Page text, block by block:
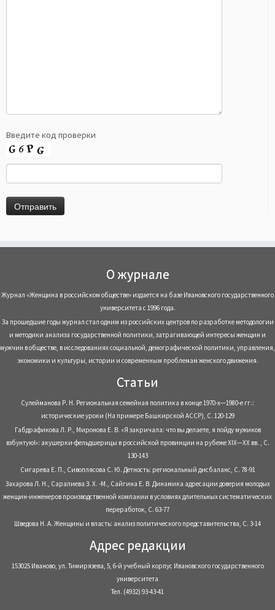
Введите код проверки
О журнале
Журнал «Женщина в российском обществе» издается на базе Ивановского государственного
университета с 1996 года.
За прошедшие годы журнал стал одним из российских центров по разработке методологии
и методики анализа государственной политики, затрагивающей интересы женщин и
мужчин в обществе, в исследованиях социальной, демографической политики, управления,
экономики и культуры, истории и современным проблемам женского движения.
Статьи
Сулейманова Р. Н. Региональная семейная политика в конце 1970-х—1980-е гг.:
исторические уроки (На примере Башкирской АССР), С. 120-129
Габдрафикова Л. Р., Миронова Е. В. «Я закричала: что вы делаете, я пойду мужиков
взбунтую!»: акушерки-фельдшерицы в российской провинции на рубеже XIX—XX вв. , С.
130-143
Сигарева Е. П., Сивоплясова С. Ю. Детность: региональный дисбаланс, С. 78-91
Захарова Л. Н., Саралиева З. Х. -М., Сайгина Е. В. Динамика адресации доверия молодых
женщин-инженеров производственной компании в условиях длительных систематических
переработок, С. 63-77
Шведова Н. А. Женщины и власть: анализ политического представительства, С. 3-14
Адрес редакции
153025 Иваново, ул. Тимирязева, 5, 6-й учебный корпус Ивановского государственного
университета
Тел. (4932) 93-43-41